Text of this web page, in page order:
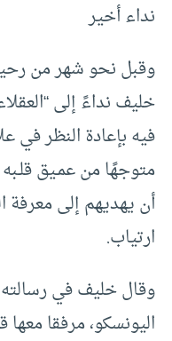
نداء أخير
وقبل نحو شهر من
خليف نداءً إلى
فيه بإعادة النظر في
متوجهًا من عمـيق
أن يهديهم إلى معرفة
ارتياب.
وقال خليف في